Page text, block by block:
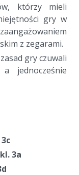
którzy mieli
gry w
z zegarami.
gry czuwali
jednocześnie
3a